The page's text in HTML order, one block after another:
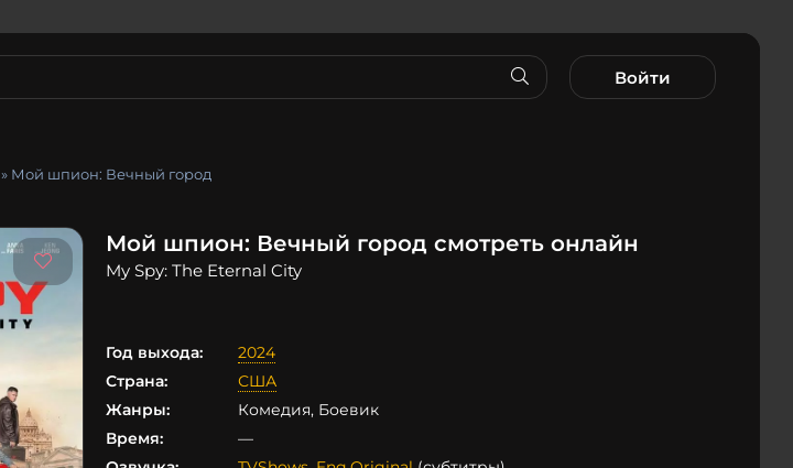
Войти
» Мой шпион: Вечный город
Мой шпион: Вечный город смотреть онлайн
My Spy: The Eternal City
Год выхода:
2024
Страна:
США
Жанры:
Комедия, Боевик
Время:
—